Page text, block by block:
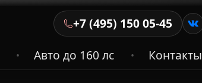
+7 (495) 150 05-45
• Авто до 160 лс • Контакты